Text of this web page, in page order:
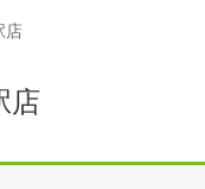
店
店